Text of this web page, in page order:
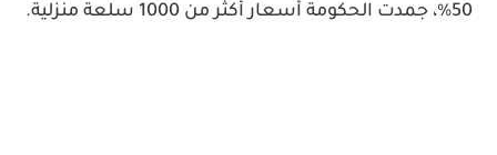
50%، جمدت الحكومة أسعار أكثر من 1000 سلعة منزلية.